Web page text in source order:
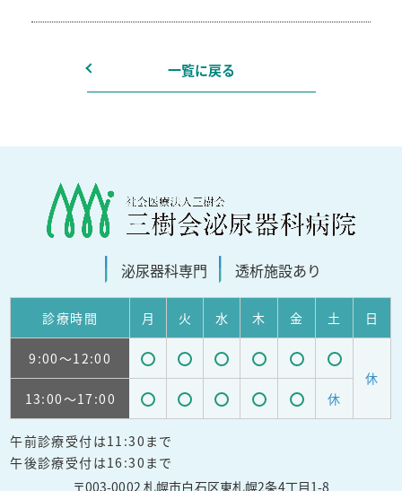
一覧に戻る
泌尿器科専門 透析施設あり
診療時間 月 火 水 木 金 土 日
9:00～12:00
受
付
能
受
付
受
付
受
付
受
付
受
付
休
13:00～17:00
受
付
可
受
受
受
受
休
午前診療受付は11:30まで
午後診療受付は16:30まで
〒003-0002 札幌市白石区東札幌2条4丁目1-8